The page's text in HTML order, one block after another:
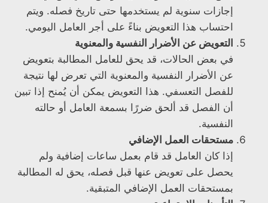
إجازات سنوية لم يستخدمها حتى تاريخ فصله. ويتم
احتساب هذا التعويض بناءً على أجر العامل اليومي.
التعويض عن الأضرار النفسية والمعنوية
في بعض الحالات، قد يحق للعامل المطالبة بتعويض
عن الأضرار النفسية والمعنوية التي تعرض لها نتيجة
للفصل التعسفي. هذا التعويض يمكن أن يُمنح إذا تبين
أن الفصل قد ألحق ضررًا بسمعة العامل أو حالته
النفسية.
مستحقات العمل الإضافي
إذا كان العامل قد قام بعمل ساعات إضافية ولم
يحصل على تعويض عنها قبل فصله، يحق له المطالبة
بمستحقات العمل الإضافي المتبقية.